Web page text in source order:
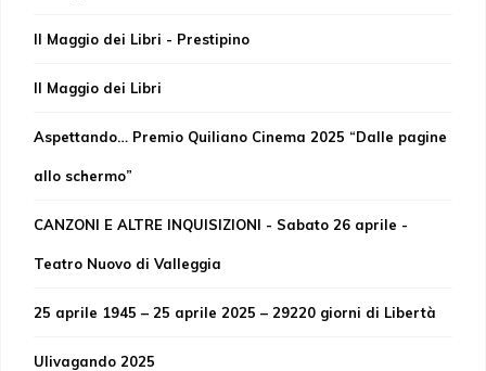
Il Maggio dei Libri - Prestipino
Il Maggio dei Libri
Aspettando… Premio Quiliano Cinema 2025 “Dalle pagine
allo schermo”
CANZONI E ALTRE INQUISIZIONI - Sabato 26 aprile -
Teatro Nuovo di Valleggia
25 aprile 1945 – 25 aprile 2025 – 29220 giorni di Libertà
Ulivagando 2025